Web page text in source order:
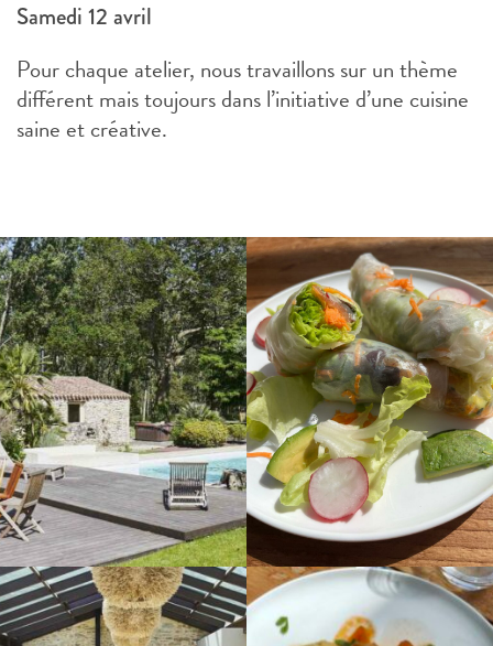
Samedi 12 avril
Pour chaque atelier, nous travaillons sur un thème
différent mais toujours dans l’initiative d’une cuisine
saine et créative.